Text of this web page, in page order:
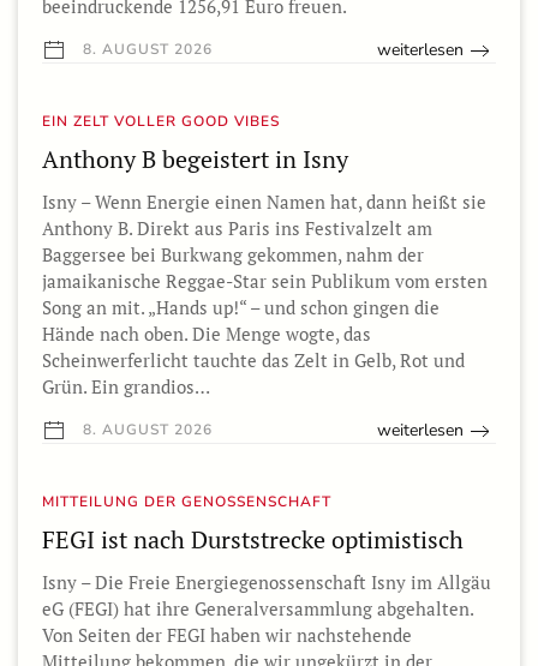
beeindruckende 1256,91 Euro freuen.
8. AUGUST 2026 weiterlesen
EIN ZELT VOLLER GOOD VIBES
Anthony B begeistert in Isny
Isny – Wenn Energie einen Namen hat, dann heißt sie
Anthony B. Direkt aus Paris ins Festivalzelt am
Baggersee bei Burkwang gekommen, nahm der
jamaikanische Reggae-Star sein Publikum vom ersten
Song an mit. „Hands up!“ – und schon gingen die
Hände nach oben. Die Menge wogte, das
Scheinwerferlicht tauchte das Zelt in Gelb, Rot und
Grün. Ein grandios…
8. AUGUST 2026 weiterlesen
MITTEILUNG DER GENOSSENSCHAFT
FEGI ist nach Durststrecke optimistisch
Isny – Die Freie Energiegenossenschaft Isny im Allgäu
eG (FEGI) hat ihre Generalversammlung abgehalten.
Von Seiten der FEGI haben wir nachstehende